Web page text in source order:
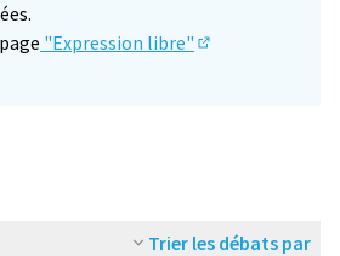
"Expression libre"
Trier les débats par